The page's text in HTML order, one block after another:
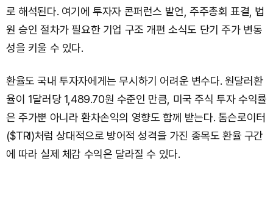
로 해석된다. 여기에 투자자 콘퍼런스 발언, 주주총회 표결, 법
원 승인 절차가 필요한 기업 구조 개편 소식도 단기 주가 변동
성을 키울 수 있다.
환율도 국내 투자자에게는 무시하기 어려운 변수다. 원달러환
율이 1달러당 1,489.70원 수준인 만큼, 미국 주식 투자 수익률
은 주가뿐 아니라 환차손익의 영향도 함께 받는다. 톰슨로이터
($TRI)처럼 상대적으로 방어적 성격을 가진 종목도 환율 구간
에 따라 실제 체감 수익은 달라질 수 있다.